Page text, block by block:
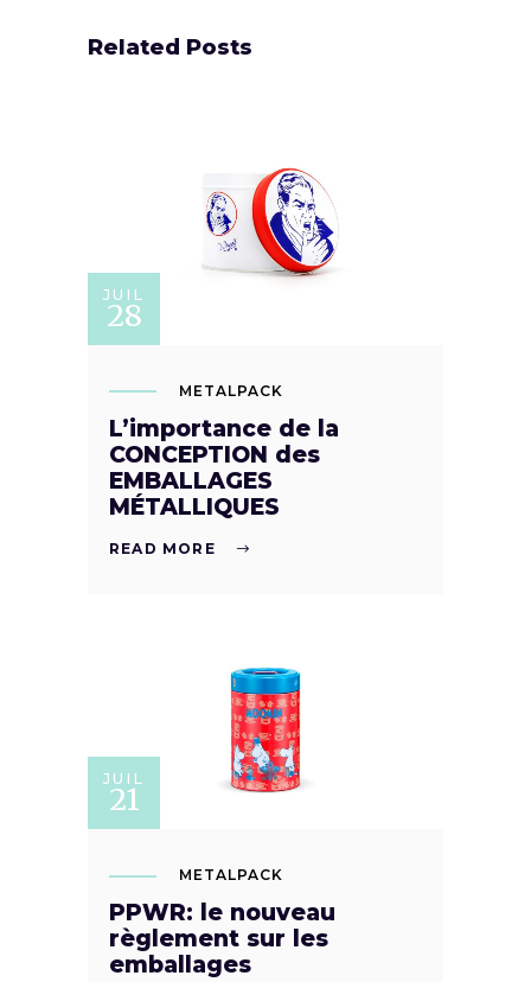
Related Posts
JUIL
28
METALPACK
L’importance de la
CONCEPTION des
EMBALLAGES
MÉTALLIQUES
READ MORE
JUIL
21
METALPACK
PPWR: le nouveau
règlement sur les
emballages